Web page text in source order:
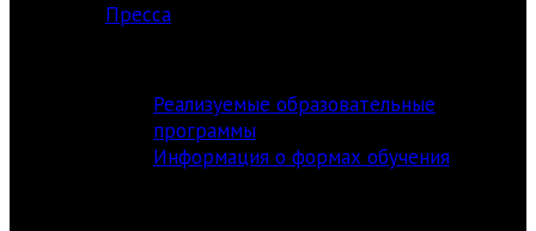
Пресса
Реализуемые образовательные
программы
Информация о формах обучения